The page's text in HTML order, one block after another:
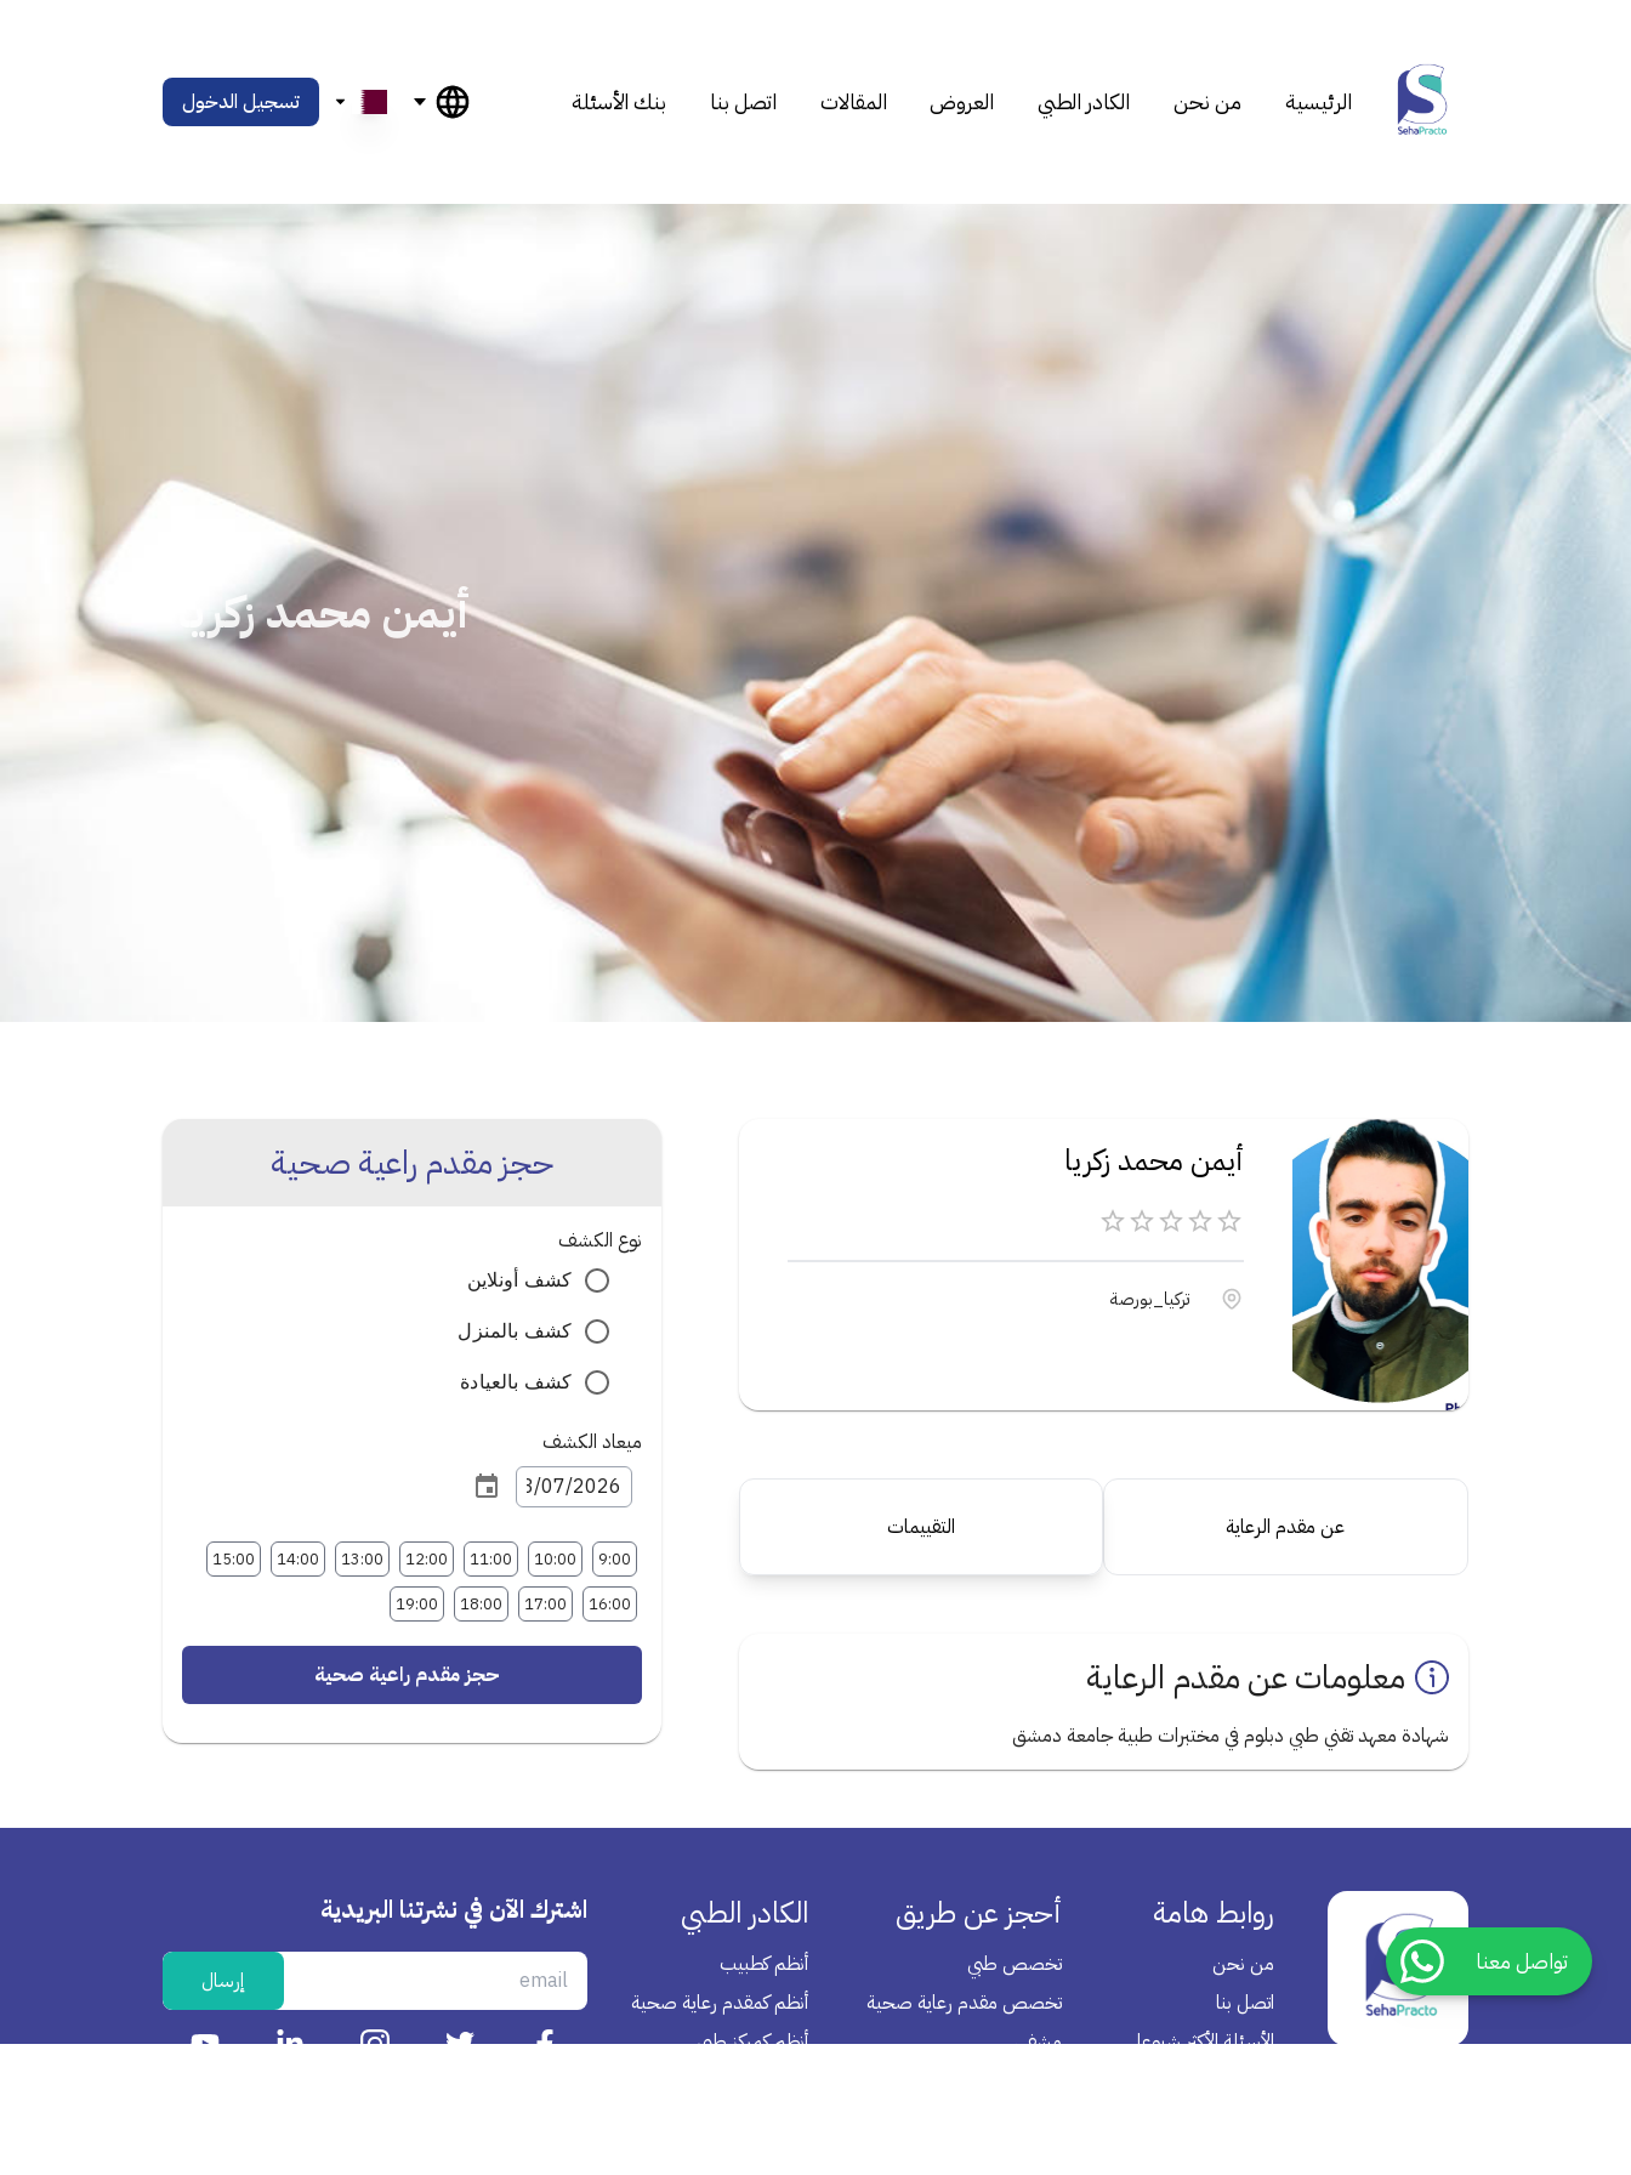
الرئيسية من نحن الكادر الطبي العروض المقالات اتصل بنا بنك الأسئلة تسجيل الدخول
أيمن محمد زكريا
أيمن محمد زكريا
تركيا_بورصة
عن مقدم الرعاية التقييمات
معلومات عن مقدم الرعاية
شهادة معهد تقني طبي دبلوم في مختبرات طبية جامعة دمشق
حجز مقدم راعية صحية
نوع الكشف
كشف أونلاين
كشف بالمنزل
كشف بالعيادة
ميعاد الكشف
9:00
10:00
11:00
12:00
13:00
14:00
15:00
16:00
17:00
18:00
19:00
حجز مقدم راعية صحية
روابط هامة
من نحن
اتصل بنا
الأسئلة الأكثر شيوعا
أحجز عن طريق
تخصص طبي
تخصص مقدم رعاية صحية
مشفي
الكادر الطبي
أنظم كطبيب
أنظم كمقدم رعاية صحية
أنظم كمركز طبي
اشترك الآن في نشرتنا البريدية
إرسال
تواصل معنا